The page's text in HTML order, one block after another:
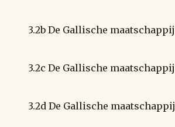
3.2b De Gallische maatschappij
3.2c De Gallische maatschappij
3.2d De Gallische maatschappij